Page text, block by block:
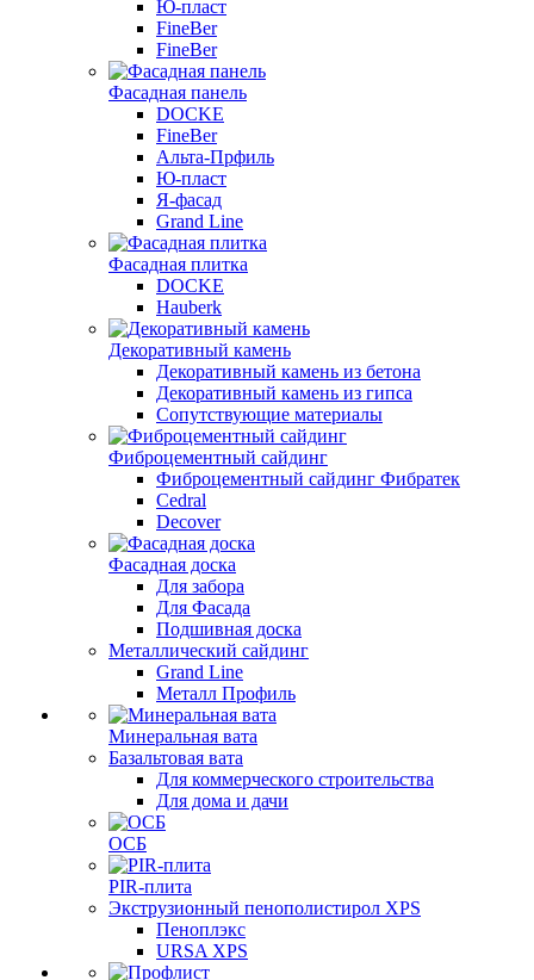
Ю-пласт
FineBer
FineBer
Фасадная панель
DOCKE
FineBer
Альта-Прфиль
Ю-пласт
Я-фасад
Grand Line
Фасадная плитка
DOCKE
Hauberk
Декоративный камень
Декоративный камень из бетона
Декоративный камень из гипса
Сопутствующие материалы
Фиброцементный сайдинг
Фиброцементный сайдинг Фибратек
Cedral
Decover
Фасадная доска
Для забора
Для Фасада
Подшивная доска
Металлический сайдинг
Grand Line
Металл Профиль
Минеральная вата
Базальтовая вата
Для коммерческого строительства
Для дома и дачи
ОСБ
PIR-плита
Экструзионный пенополистирол XPS
Пеноплэкс
URSA XPS